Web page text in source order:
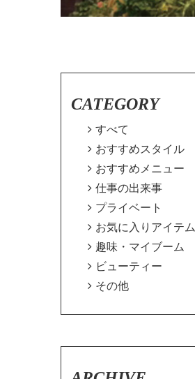
CATEGORY
 すべて
 おすすめスタイル
 おすすめメニュー
 仕事の出来事
 プライベート
 お気に入りアイテム
 趣味・マイブーム
 ビューティー
 その他